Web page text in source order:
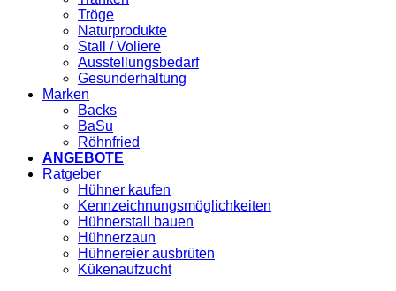
Tröge
Naturprodukte
Stall / Voliere
Ausstellungsbedarf
Gesunderhaltung
Marken
Backs
BaSu
Röhnfried
ANGEBOTE
Ratgeber
Hühner kaufen
Kennzeichnungsmöglichkeiten
Hühnerstall bauen
Hühnerzaun
Hühnereier ausbrüten
Kükenaufzucht